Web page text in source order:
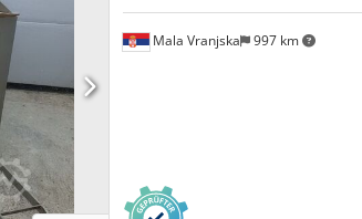
Mala Vranjska 997 km